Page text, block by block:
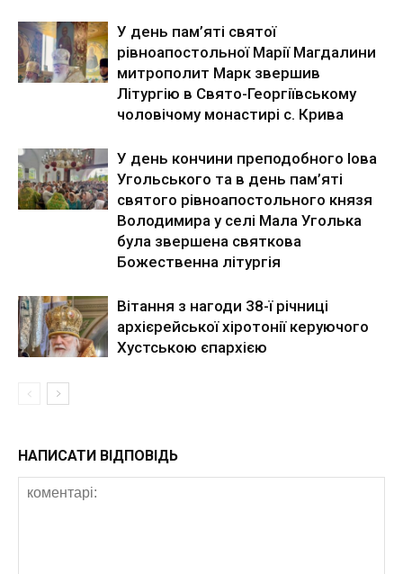
У день пам’яті святої
рівноапостольної Марії Магдалини
митрополит Марк звершив
Літургію в Свято-Георгіївському
чоловічому монастирі с. Крива
У день кончини преподобного Іова
Угольського та в день пам’яті
святого рівноапостольного князя
Володимира у селі Мала Уголька
була звершена святкова
Божественна літургія
Вітання з нагоди 38-ї річниці
архієрейської хіротонії керуючого
Хустською єпархією
НАПИСАТИ ВІДПОВІДЬ